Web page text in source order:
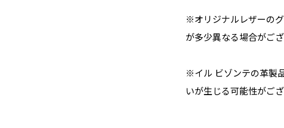
※オリジナルレザーの
が多少異なる場合がご
※イル ビゾンテの革製
いが生じる可能性がご